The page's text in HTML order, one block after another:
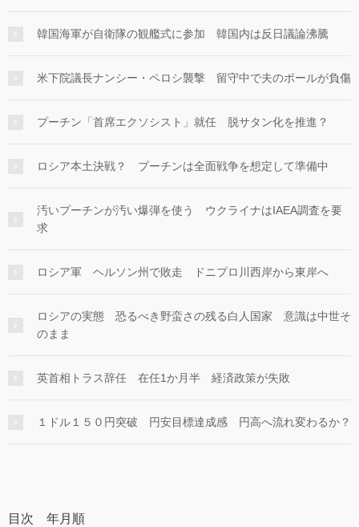
韓国海軍が自衛隊の観艦式に参加 韓国内は反日議論沸騰
米下院議長ナンシー・ペロシ襲撃 留守中で夫のポールが負傷
プーチン「首席エクソシスト」就任 脱サタン化を推進？
ロシア本土決戦？ プーチンは全面戦争を想定して準備中
汚いプーチンが汚い爆弾を使う ウクライナはIAEA調査を要
求
ロシア軍 ヘルソン州で敗走 ドニプロ川西岸から東岸へ
ロシアの実態 恐るべき野蛮さの残る白人国家 意識は中世そ
のまま
英首相トラス辞任 在任1か月半 経済政策が失敗
１ドル１５０円突破 円安目標達成感 円高へ流れ変わるか？
目次 年月順